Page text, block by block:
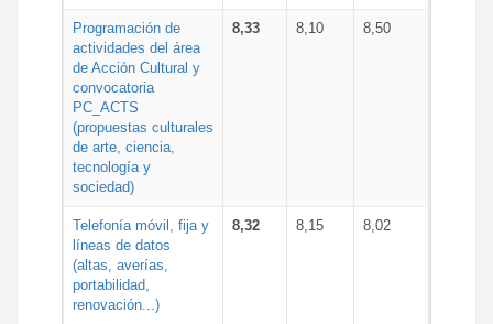
Programación de
actividades del área
de Acción Cultural y
convocatoria
PC_ACTS
(propuestas culturales
de arte, ciencia,
tecnología y
sociedad)
8,33 8,10 8,50
Telefonía móvil, fija y
líneas de datos
(altas, averías,
portabilidad,
renovación...)
8,32 8,15 8,02